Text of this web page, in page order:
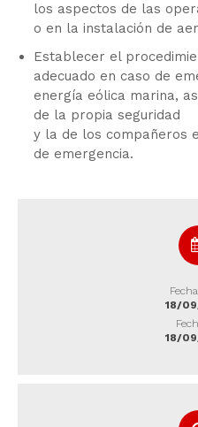
los aspectos de las
o en la instalación de
Establecer el
adecuado en caso de
energía eólica marina,
de la propia seguridad
y la de los compañeros
de emergencia.
18/
18/